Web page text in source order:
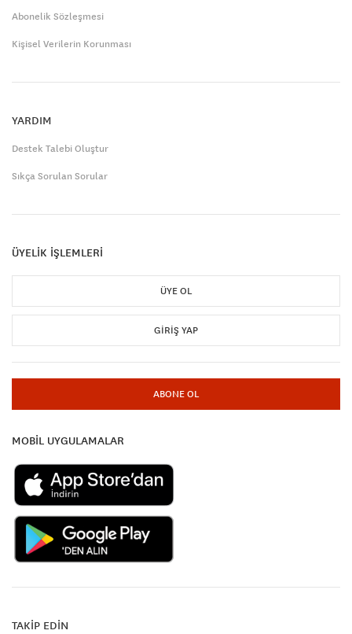
Abonelik Sözleşmesi
Kişisel Verilerin Korunması
YARDIM
Destek Talebi Oluştur
Sıkça Sorulan Sorular
ÜYELİK İŞLEMLERİ
ÜYE OL
GIRIŞ YAP
ABONE OL
MOBİL UYGULAMALAR
TAKİP EDİN